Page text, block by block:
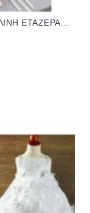
VINTAGE πλήρες βαπτιστικό σετ με ΞΥΛΙΝΗ ΕΤΑΖΕΡΑ ΤΖΑ-4234 365.00€!!!